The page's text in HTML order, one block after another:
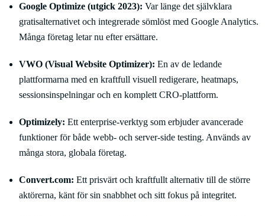
Google Optimize (utgick 2023): Var länge det självklara
gratisalternativet och integrerade sömlöst med Google Analytics.
Många företag letar nu efter ersättare.
VWO (Visual Website Optimizer): En av de ledande
plattformarna med en kraftfull visuell redigerare, heatmaps,
sessionsinspelningar och en komplett CRO-plattform.
Optimizely: Ett enterprise-verktyg som erbjuder avancerade
funktioner för både webb- och server-side testing. Används av
många stora, globala företag.
Convert.com: Ett prisvärt och kraftfullt alternativ till de större
aktörerna, känt för sin snabbhet och sitt fokus på integritet.